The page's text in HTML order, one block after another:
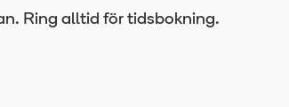
Ring alltid för tidsbokning.